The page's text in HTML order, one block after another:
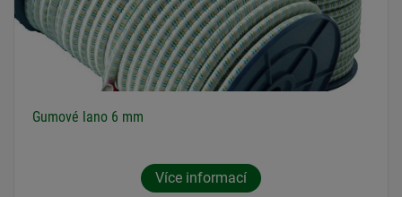
Gumové lano 6 mm
Více informací